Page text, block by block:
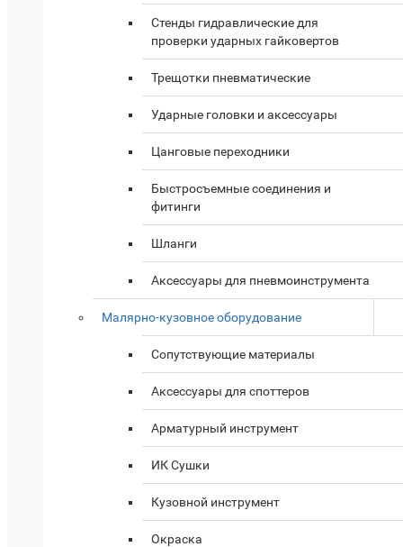
Стенды гидравлические для
проверки ударных гайковертов
Трещотки пневматические
Ударные головки и аксессуары
Цанговые переходники
Быстросъемные соединения и
фитинги
Шланги
Аксессуары для пневмоинструмента
Малярно-кузовное оборудование
Cопутствующие материалы
Аксессуары для споттеров
Арматурный инструмент
ИК Сушки
Кузовной инструмент
Окраска